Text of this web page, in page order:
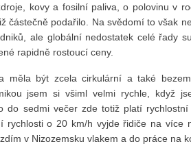
kovy a fosilní paliva, o polovinu v
částečně podařilo. Na svědomí to však
ale globální nedostatek celé řady
rapidně rostoucí ceny.
měla být zcela cirkulární a také
jsem si všiml velmi rychle, když
do sedmi večer zde totiž platí rychlostní
rychlosti o 20 km/h vyjde řidiče na více
v Nizozemsku vlakem a do práce na